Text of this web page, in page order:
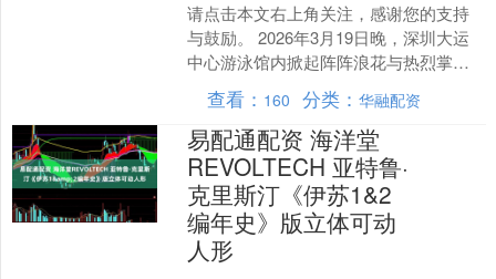
请点击本文右上角关注，感谢您的支持
与鼓励。 2026年3月19日晚，深圳大运
中心游泳馆内掀起阵阵浪花与热烈掌
声，2026年中国游泳公开赛女子800米自
由泳决赛圆....
查看： 160 分类：华融配资
易配通配资 海洋堂
REVOLTECH 亚特鲁·
克里斯汀《伊苏1&2
编年史》版立体可动
人形